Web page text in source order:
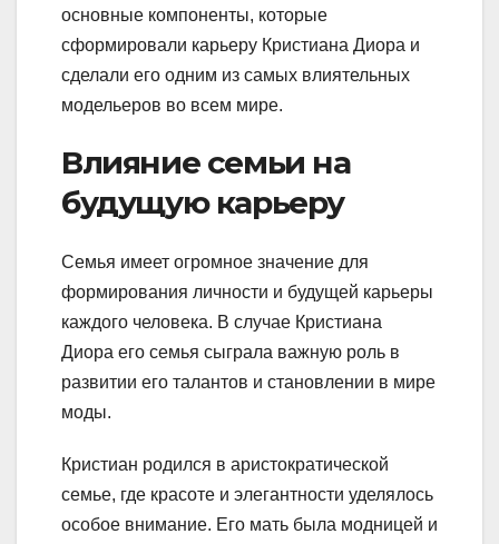
основные компоненты, которые
сформировали карьеру Кристиана Диора и
сделали его одним из самых влиятельных
модельеров во всем мире.
Влияние семьи на
будущую карьеру
Семья имеет огромное значение для
формирования личности и будущей карьеры
каждого человека. В случае Кристиана
Диора его семья сыграла важную роль в
развитии его талантов и становлении в мире
моды.
Кристиан родился в аристократической
семье, где красоте и элегантности уделялось
особое внимание. Его мать была модницей и